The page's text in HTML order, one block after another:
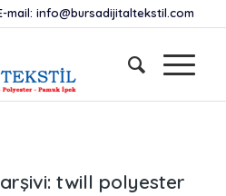
info@bursadijitaltekstil.com
twill polyester